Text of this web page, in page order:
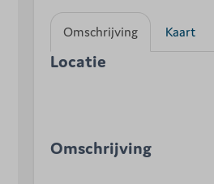
Omschrijving Kaart
Locatie
Omschrijving